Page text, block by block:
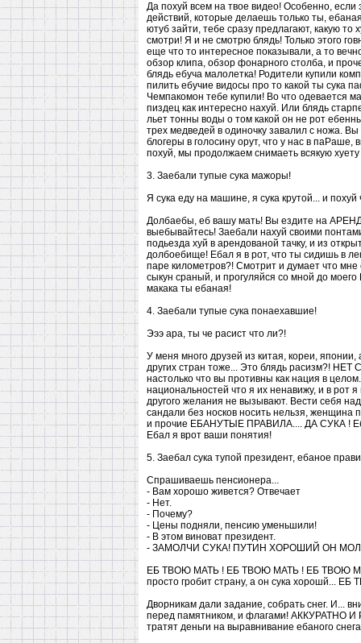
Да похуй всем на твое видео! Особенно, если
действий, которые делаешь только ты,
ютуб зайти, тебе сразу предлагают, какую
смотри! Я и не смотрю блядь! Только этого
еще что то интересное показывали, а то
обзор клипа, обзор фонарного столба, и
блядь ебуча малолетка! Родители купили
пилить ебучие видосы про то какой ты сука
Чемпакомон тебе купили! Во что одевается
пиздец как интересно нахуй. Или блядь
льет тонны воды о том какой он не рот
трех медведей в одиночку завалил с ножа.
блогеры в голосину орут, что у нас в паРаше,
похуй, мы продолжаем снимаеть всякую хуету
3. Заебали тупые сука мажоры!
Я сука еду на машине, я сука крутой... и
Долбаебы, еб вашу мать! Вы ездите на
выебывайтесь! Заебали нахуй своими
подьезда хуй в арендованой тачку, и из
долбоебище! Ебал я в рот, что ты сидишь в
паре километров?! Смотрит и думает что мне
сыкун сраный, и прогуляйся со мной до
макака ты ебаная!
4. Заебали тупые сука понаехавшие!
Эээ ара, ты че расист что ли?!
У меня много друзей из китая, кореи,
других стран тоже... Это блядь расизм?!
настолько что вы противны как нация в
национальностей что я их ненавижу, и в рот
другого желания не вызывают. Вести себя
сандали без носков носить нельзя, женщина
и прочие ЕБАНУТЫЕ ПРАВИЛА.... ДА СУКА !
Ебал я врот ваши понятия!
5. Заебал сука тупой президент, ебаное
Спрашиваешь пенсионера...
- Вам хорошо живется? Отвечает
- Нет.
- Почему?
- Цены подняли, пенсию уменьшили!
- В этом виноват президент.
- ЗАМОЛЧИ СУКА! ПУТИН ХОРОШИЙ ОН
ЕБ ТВОЮ МАТЬ ! ЕБ ТВОЮ МАТЬ ! ЕБ ТВОЮ
просто гробит страну, а он сука хорошй...
Дворникам дали задание, собрать снег. И...
перед памятником, и флагами! АККУРАТНО И
тратят деньги на выравнивание ебаного